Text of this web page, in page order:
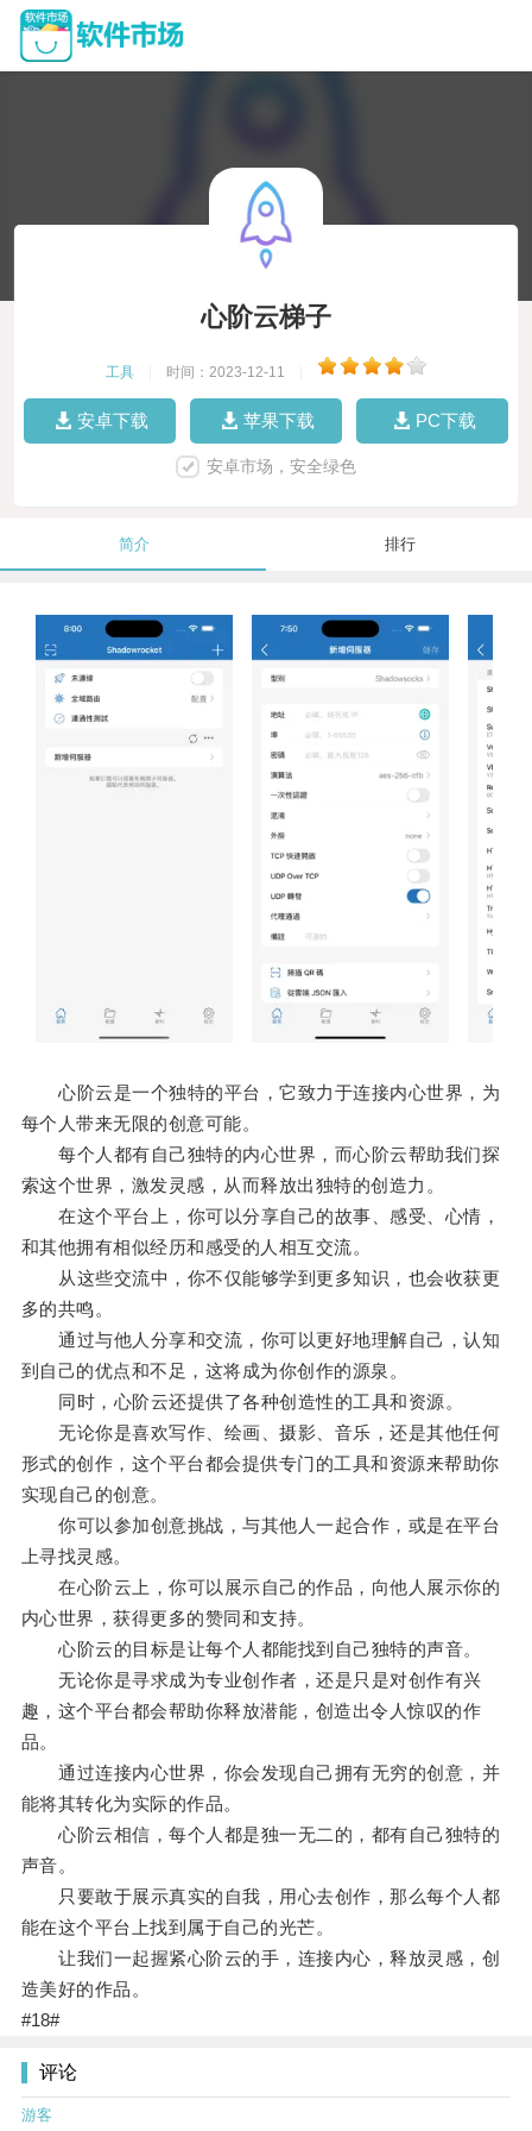
心阶云梯子
工具 时间：2023-12-11
安卓下载 苹果下载 PC下载
安卓市场，安全绿色
简介 排行
心阶云是一个独特的平台，它致力于连接内心世界，为
每个人带来无限的创意可能。
每个人都有自己独特的内心世界，而心阶云帮助我们探
索这个世界，激发灵感，从而释放出独特的创造力。
在这个平台上，你可以分享自己的故事、感受、心情，
和其他拥有相似经历和感受的人相互交流。
从这些交流中，你不仅能够学到更多知识，也会收获更
多的共鸣。
通过与他人分享和交流，你可以更好地理解自己，认知
到自己的优点和不足，这将成为你创作的源泉。
同时，心阶云还提供了各种创造性的工具和资源。
无论你是喜欢写作、绘画、摄影、音乐，还是其他任何
形式的创作，这个平台都会提供专门的工具和资源来帮助你
实现自己的创意。
你可以参加创意挑战，与其他人一起合作，或是在平台
上寻找灵感。
在心阶云上，你可以展示自己的作品，向他人展示你的
内心世界，获得更多的赞同和支持。
心阶云的目标是让每个人都能找到自己独特的声音。
无论你是寻求成为专业创作者，还是只是对创作有兴
趣，这个平台都会帮助你释放潜能，创造出令人惊叹的作
品。
通过连接内心世界，你会发现自己拥有无穷的创意，并
能将其转化为实际的作品。
心阶云相信，每个人都是独一无二的，都有自己独特的
声音。
只要敢于展示真实的自我，用心去创作，那么每个人都
能在这个平台上找到属于自己的光芒。
让我们一起握紧心阶云的手，连接内心，释放灵感，创
造美好的作品。
#18#
评论
游客